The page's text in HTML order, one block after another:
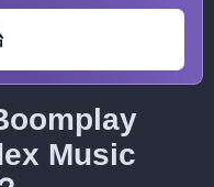
Music